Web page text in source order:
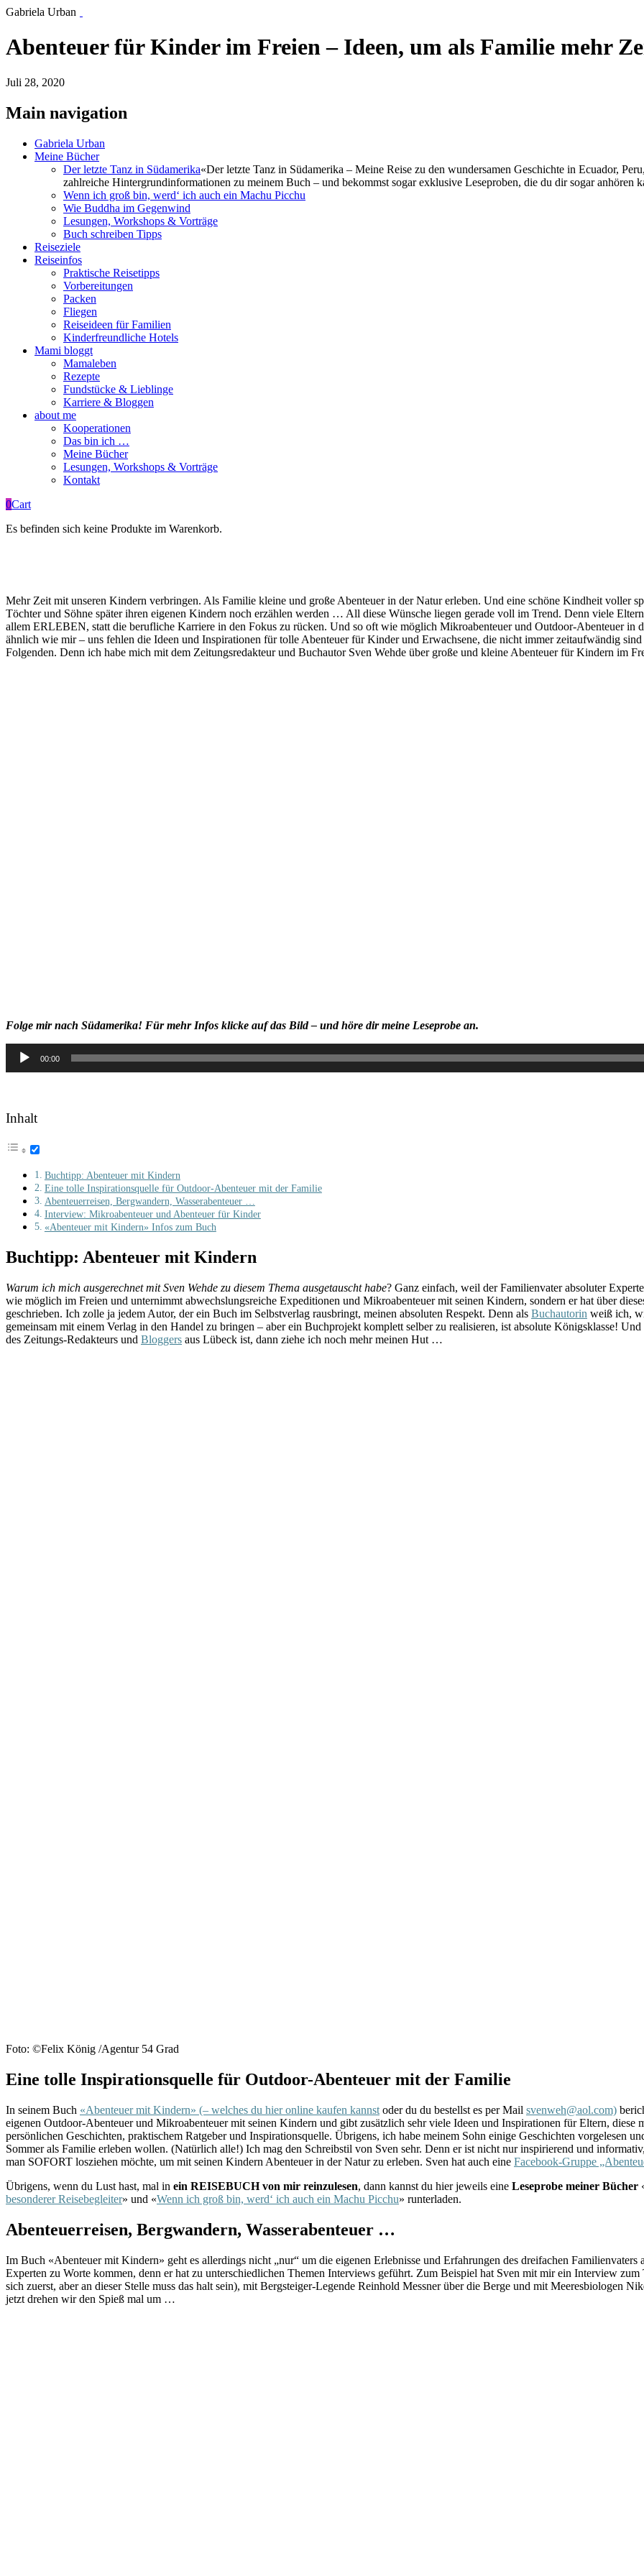
Gabriela Urban
Abenteuer für Kinder im Freien – Ideen, um als Familie mehr
Juli 28, 2020
Main navigation
Gabriela Urban
Meine Bücher
Der letzte Tanz in Südamerika«Der letzte Tanz in Südamerika – Meine Reise zu den wundersamen Geschichte in Ecuador,
zahlreiche Hintergrundinformationen zu meinem Buch – und bekommst sogar exklusive Leseproben, die du dir sogar anhören
Wenn ich groß bin, werd‘ ich auch ein Machu Picchu
Wie Buddha im Gegenwind
Lesungen, Workshops & Vorträge
Buch schreiben Tipps
Reiseziele
Reiseinfos
Praktische Reisetipps
Vorbereitungen
Packen
Fliegen
Reiseideen für Familien
Kinderfreundliche Hotels
Mami bloggt
Mamaleben
Rezepte
Fundstücke & Lieblinge
Karriere & Bloggen
about me
Kooperationen
Das bin ich …
Meine Bücher
Lesungen, Workshops & Vorträge
Kontakt
0Cart
Es befinden sich keine Produkte im Warenkorb.
Mehr Zeit mit unseren Kindern verbringen. Als Familie kleine und große Abenteuer in der Natur erleben. Und eine schöne Kindheit voller
Töchter und Söhne später ihren eigenen Kindern noch erzählen werden … All diese Wünsche liegen gerade voll im Trend. Denn viele
allem ERLEBEN, statt die berufliche Karriere in den Fokus zu rücken. Und so oft wie möglich Mikroabenteuer und Outdoor-Abenteuer in
ähnlich wie mir – uns fehlen die Ideen und Inspirationen für tolle Abenteuer für Kinder und Erwachsene, die nicht immer zeitaufwändig
Folgenden. Denn ich habe mich mit dem Zeitungsredakteur und Buchautor Sven Wehde über große und kleine Abenteuer für Kindern im
Folge mir nach Südamerika! Für mehr Infos klicke auf das Bild – und höre dir meine Leseprobe an.
Audio-
Player
00:00
Inhalt
Buchtipp: Abenteuer mit Kindern
Eine tolle Inspirationsquelle für Outdoor-Abenteuer mit der Familie
Abenteuerreisen, Bergwandern, Wasserabenteuer …
Interview: Mikroabenteuer und Abenteuer für Kinder
«Abenteuer mit Kindern» Infos zum Buch
Buchtipp: Abenteuer mit Kindern
Warum ich mich ausgerechnet mit Sven Wehde zu diesem Thema ausgetauscht habe? Ganz einfach, weil der Familienvater absoluter
wie möglich im Freien und unternimmt abwechslungsreiche Expeditionen und Mikroabenteuer mit seinen Kindern, sondern er hat über
geschrieben. Ich zolle ja jedem Autor, der ein Buch im Selbstverlag rausbringt, meinen absoluten Respekt. Denn als Buchautorin weiß ich,
gemeinsam mit einem Verlag in den Handel zu bringen – aber ein Buchprojekt komplett selber zu realisieren, ist absolute Königsklasse!
des Zeitungs-Redakteurs und Bloggers aus Lübeck ist, dann ziehe ich noch mehr meinen Hut …
Foto: ©Felix König /Agentur 54 Grad
Eine tolle Inspirationsquelle für Outdoor-Abenteuer mit der Familie
In seinem Buch «Abenteuer mit Kindern» (– welches du hier online kaufen kannst oder du du bestellst es per Mail svenweh@aol.com)
eigenen Outdoor-Abenteuer und Mikroabenteuer mit seinen Kindern und gibt zusätzlich sehr viele Ideen und Inspirationen für Eltern,
persönlichen Geschichten, praktischem Ratgeber und Inspirationsquelle. Übrigens, ich habe meinem Sohn einige Geschichten vorgelesen
Sommer als Familie erleben wollen. (Natürlich alle!) Ich mag den Schreibstil von Sven sehr. Denn er ist nicht nur inspirierend und
man SOFORT losziehen möchte, um mit seinen Kindern Abenteuer in der Natur zu erleben. Sven hat auch eine Facebook-Gruppe
Übrigens, wenn du Lust hast, mal in ein REISEBUCH von mir reinzulesen, dann kannst du hier jeweils eine Leseprobe meiner Bücher
besonderer Reisebegleiter» und «Wenn ich groß bin, werd‘ ich auch ein Machu Picchu» runterladen.
Abenteuerreisen, Bergwandern, Wasserabenteuer …
Im Buch «Abenteuer mit Kindern» geht es allerdings nicht „nur“ um die eigenen Erlebnisse und Erfahrungen des dreifachen
Experten zu Worte kommen, denn er hat zu unterschiedlichen Themen Interviews geführt. Zum Beispiel hat Sven mit mir ein Interview
sich zuerst, aber an dieser Stelle muss das halt sein), mit Bergsteiger-Legende Reinhold Messner über die Berge und mit Meeresbiologen
jetzt drehen wir den Spieß mal um …